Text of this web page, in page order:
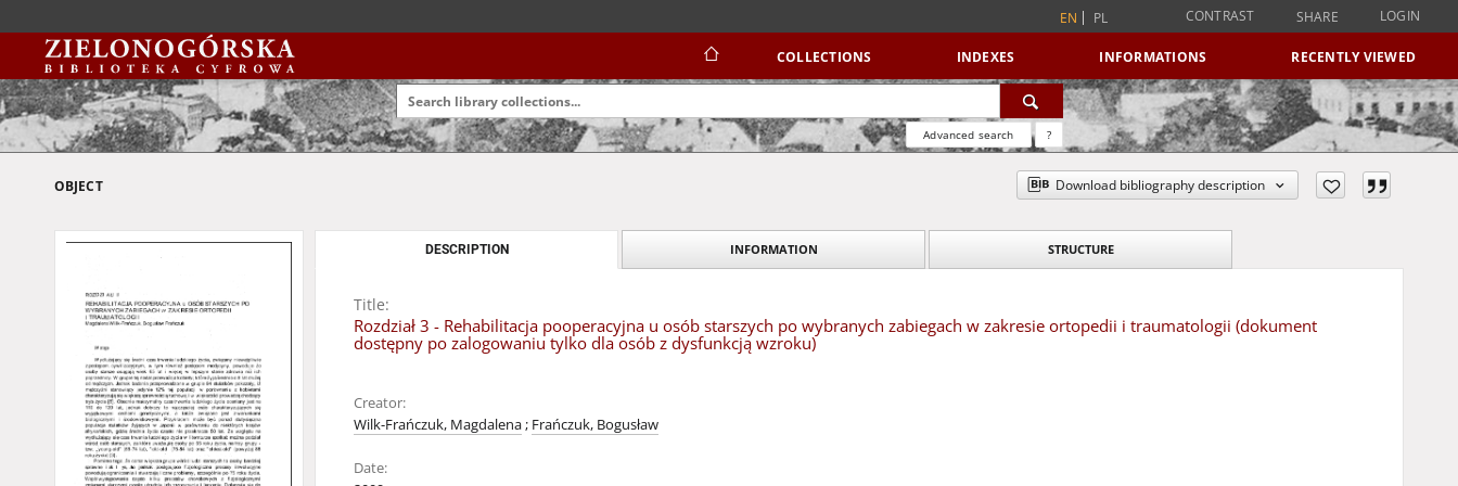
EN PL CONTRAST SHARE LOGIN
COLLECTIONS INDEXES INFORMATIONS RECENTLY VIEWED
Advanced search ?
OBJECT Download bibliography description
DESCRIPTION INFORMATION STRUCTURE
Title:
Rozdział 3 - Rehabilitacja pooperacyjna u osób starszych po wybranych zabiegach w zakresie ortopedii i traumatologii (dokument
dostępny po zalogowaniu tylko dla osób z dysfunkcją wzroku)
Creator:
Wilk-Frańczuk, Magdalena; Frańczuk, Bogusław
Date: